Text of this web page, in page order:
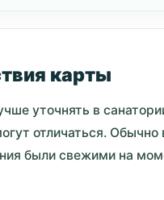
карты
уточнять в
отличаться. Обычно
были свежими на